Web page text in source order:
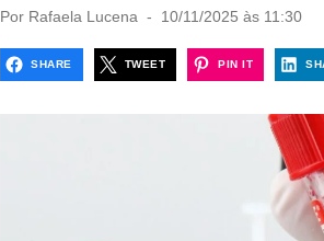
Por Rafaela Lucena
P10/11/2025 às 11:30
SHARE TWEET PIN IT